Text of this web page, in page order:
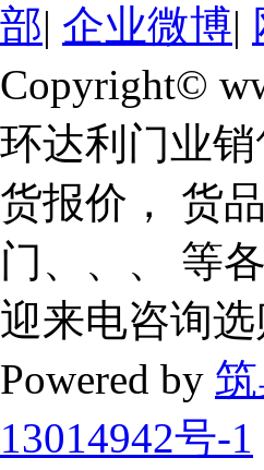
部| 企业微博|
Copyright©
环达利门业
货报价， 货
门、、、 等
迎来电咨询选
Powered by
13014942号-1